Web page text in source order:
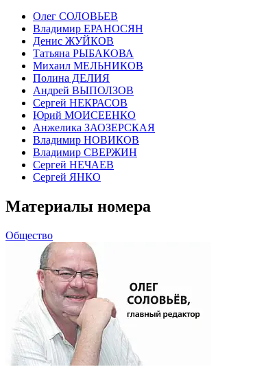
Олег СОЛОВЬЕВ
Владимир ЕРАНОСЯН
Денис ЖУЙКОВ
Татьяна РЫБАКОВА
Михаил МЕЛЬНИКОВ
Полина ДЕЛИЯ
Андрей ВЫПОЛЗОВ
Сергей НЕКРАСОВ
Юрий МОИСЕЕНКО
Анжелика ЗАОЗЕРСКАЯ
Владимир НОВИКОВ
Владимир СВЕРЖИН
Сергей НЕЧАЕВ
Сергей ЯНКО
Материалы номера
Общество